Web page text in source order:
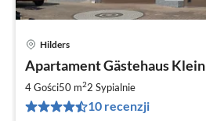
Hilders
Apartament Gästehaus Klein
4 Gości50 m22 Sypialnie
10 recenzji